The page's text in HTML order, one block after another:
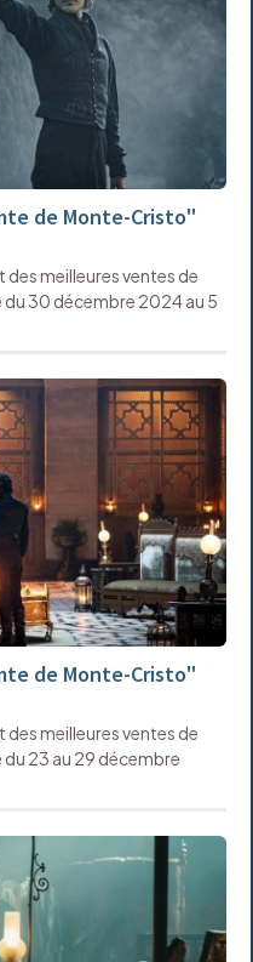
de Monte-Cristo"
meilleures ventes de
du 30 décembre 2024 au 5
de Monte-Cristo"
meilleures ventes de
du 23 au 29 décembre